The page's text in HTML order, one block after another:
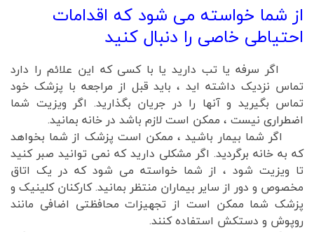
از شما خواسته می شود که اقدامات
احتیاطی خاصی را دنبال کنید
اگر سرفه یا تب دارید یا با کسی که این علائم را دارد
تماس نزدیک داشته اید ، باید قبل از مراجعه با پزشک خود
تماس بگیرید و آنها را در جریان بگذارید. اگر ویزیت شما
اضطراری نیست ، ممکن است لازم باشد در خانه بمانید.
اگر شما بیمار باشید ، ممکن است پزشک از شما بخواهد
که به خانه برگردید. اگر مشکلی دارید که نمی توانید صبر کنید
تا ویزیت شود ، از شما خواسته می شود که در یک اتاق
مخصوص و دور از سایر بیماران منتظر بمانید. کارکنان کلینیک و
پزشک شما ممکن است از تجهیزات محافظتی اضافی مانند
روپوش و دستکش استفاده کنند.